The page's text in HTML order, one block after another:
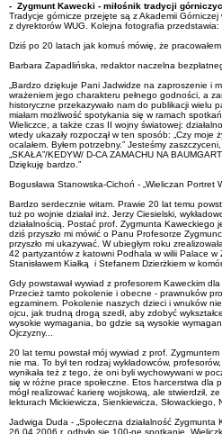
- Zygmunt Kawecki - miłośnik tradycji
Tradycje górnicze przejęte są z Akademii
z dyrektorów WUG. Kolejna fotografia
Dziś po 20 latach jak komuś mówię, że
Barbara Zapadlińska, redaktor naczelna
„Bardzo dziękuje Pani Jadwidze na zaproszenie i
wrażeniem jego charakteru pełnego godności, a
historyczne przekazywało nam do publikacji wielu
miałam możliwość spotykania się w ramach
Wieliczce, a także czas II wojny światowej:
wtedy ukazały rozpoczął w ten sposób: „Czy
ocalałem. Byłem potrzebny.” Jesteśmy
„SKAŁA”/KEDYW/ D-CA ZAMACHU NA
Dziękuję bardzo.”
Bogusława Stanowska-Cichoń - „Wieliczan Portret
Bardzo serdecznie witam. Prawie 20 lat temu
tuż po wojnie działał inż. Jerzy Ciesielski,
działalnością. Postać prof. Zygmunta Kaweckiego
dziś przyszło mi mówić o Panu Profesorze
przyszło mi ukazywać. W ubiegłym roku
42 partyzantów z katowni Podhala w wilii Palace w
Stanisławem Kiałką i Stefanem Dzierżkiem w
Gdy powstawał wywiad z profesorem Kaweckim
Przecież tamto pokolenie i obecne - prawnuków
egzaminem. Pokolenie naszych dzieci i wnuków
ojcu, jak trudną drogą szedł, aby zdobyć
wysokie wymagania, bo gdzie są wysokie
Ojczyzny...
20 lat temu powstał mój wywiad z prof.
nie ma. To był ten rodzaj wykładowców,
wynikała też z tego, że oni byli wychowywani w
się w różne prace społeczne. Etos harcerstwa dla
mógł realizować karierę wojskową, ale stwierdził,
lekturach Mickiewicza, Sienkiewicza,
Jadwiga Duda - „Społeczna działalność Zygmunta
26.04.2006 r. odbyło się 100-ne spotkanie